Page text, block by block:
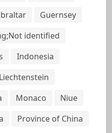
Guernsey
identified
Indonesia
Liechtenstein
Monaco
Niue
Province of China